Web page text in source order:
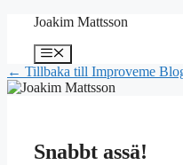
Hoppa
innehåll
Joakim Mattsson
Meny
← Tillbaka till Improveme
Snabbt assä!